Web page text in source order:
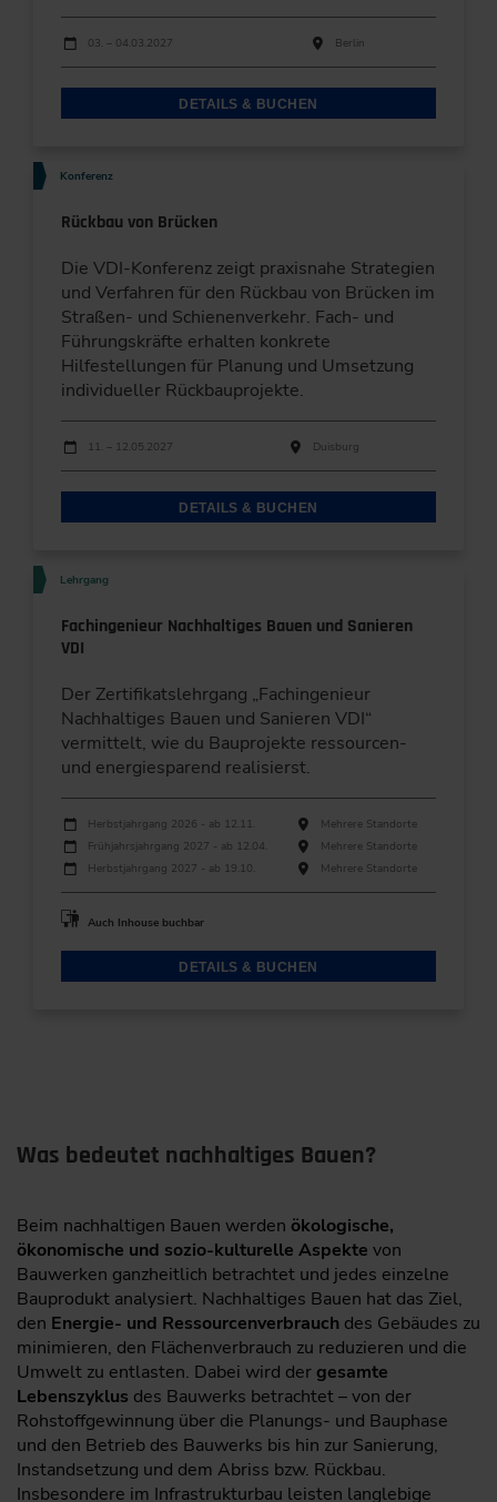
Durchführungen
Veranstaltungsdatum
03. – 04.03.2027 Berlin
DETAILS & BUCHEN
Konferenz
Rückbau von Brücken
Die VDI-Konferenz zeigt praxisnahe Strategien
und Verfahren für den Rückbau von Brücken im
Straßen- und Schienenverkehr. Fach- und
Führungskräfte erhalten konkrete
Hilfestellungen für Planung und Umsetzung
individueller Rückbauprojekte.
Durchführungen
Veranstaltungsdatum
11. – 12.05.2027 Duisburg
DETAILS & BUCHEN
Lehrgang
Fachingenieur Nachhaltiges Bauen und Sanieren
VDI
Der Zertifikatslehrgang „Fachingenieur
Nachhaltiges Bauen und Sanieren VDI“
vermittelt, wie du Bauprojekte ressourcen-
und energiesparend realisierst.
Durchführungen
Veranstaltungsdatum Veranstaltungsort
Herbstjahrgang 2026 - ab 12.11.
Mehrere Standorte
Frühjahrsjahrgang 2027 - ab 12.04.
Mehrere Standorte
Herbstjahrgang 2027 - ab 19.10.
Mehrere Standorte
Auch Inhouse buchbar
DETAILS & BUCHEN
Was bedeutet nachhaltiges Bauen?
Beim nachhaltigen Bauen werden ökologische,
ökonomische und sozio-kulturelle Aspekte von
Bauwerken ganzheitlich betrachtet und jedes einzelne
Bauprodukt analysiert. Nachhaltiges Bauen hat das Ziel,
den Energie- und Ressourcenverbrauch des Gebäudes zu
minimieren, den Flächenverbrauch zu reduzieren und die
Umwelt zu entlasten. Dabei wird der gesamte
Lebenszyklus des Bauwerks betrachtet – von der
Rohstoffgewinnung über die Planungs- und Bauphase
und den Betrieb des Bauwerks bis hin zur Sanierung,
Instandsetzung und dem Abriss bzw. Rückbau.
Insbesondere im Infrastrukturbau leisten langlebige